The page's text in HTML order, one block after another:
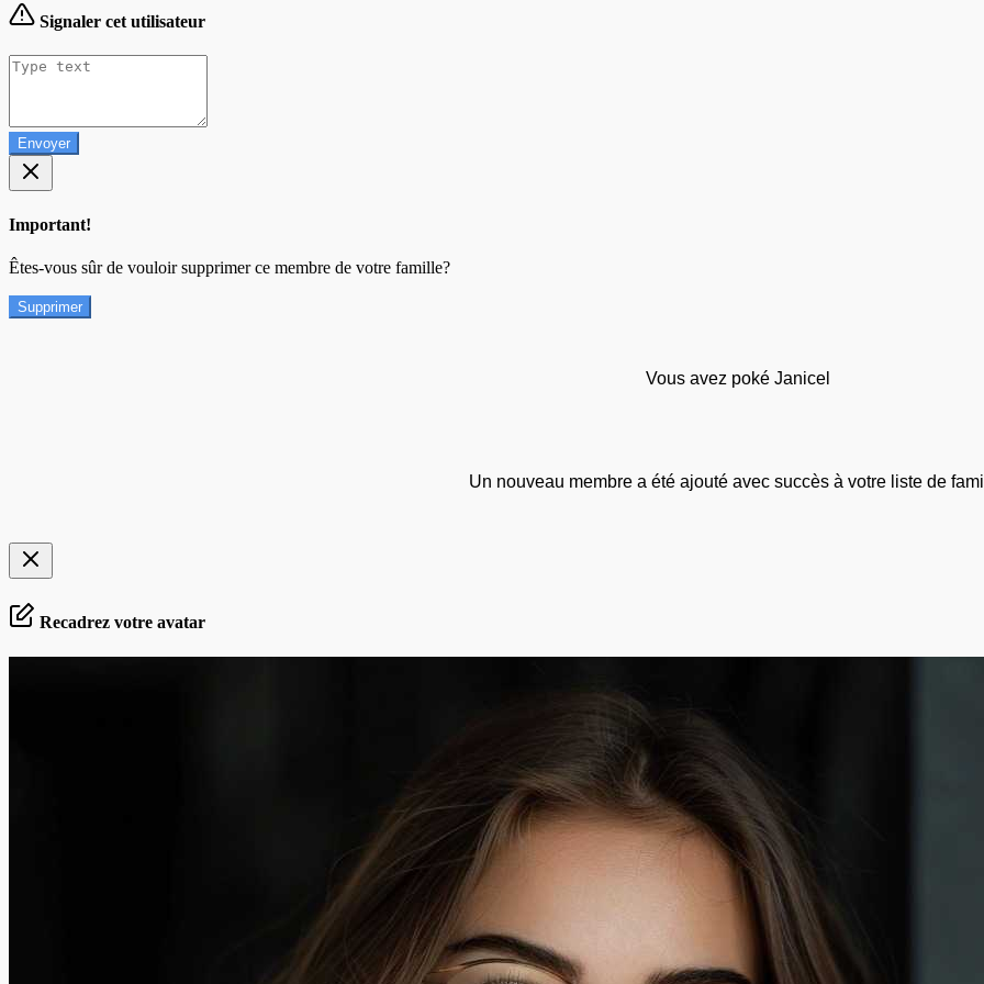
Signaler cet utilisateur
Envoyer
Important!
Êtes-vous sûr de vouloir supprimer ce membre de votre famille?
Supprimer
Vous avez poké Janicel
Un nouveau membre a été ajouté avec succès à votre liste de
Recadrez votre avatar